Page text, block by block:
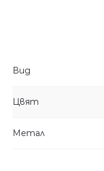
Вид
Цвят
Метал